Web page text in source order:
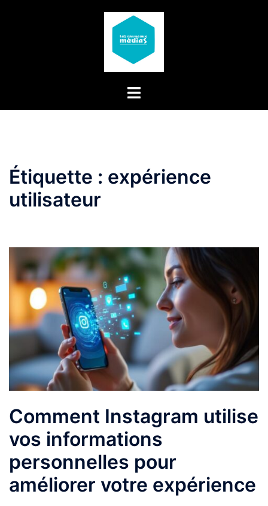
Étiquette : expérience
utilisateur
Comment Instagram utilise
vos informations
personnelles pour
améliorer votre expérience